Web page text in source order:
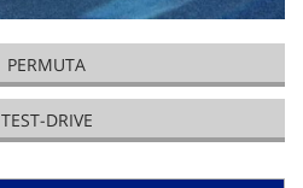
PERMUTA
TEST-DRIVE